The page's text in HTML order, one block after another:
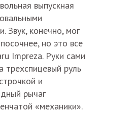
выпускная
Звук, конечно, мог
но это все
Impreza. Руки сами
трехспицевый руль
и
рычаг
«механики».